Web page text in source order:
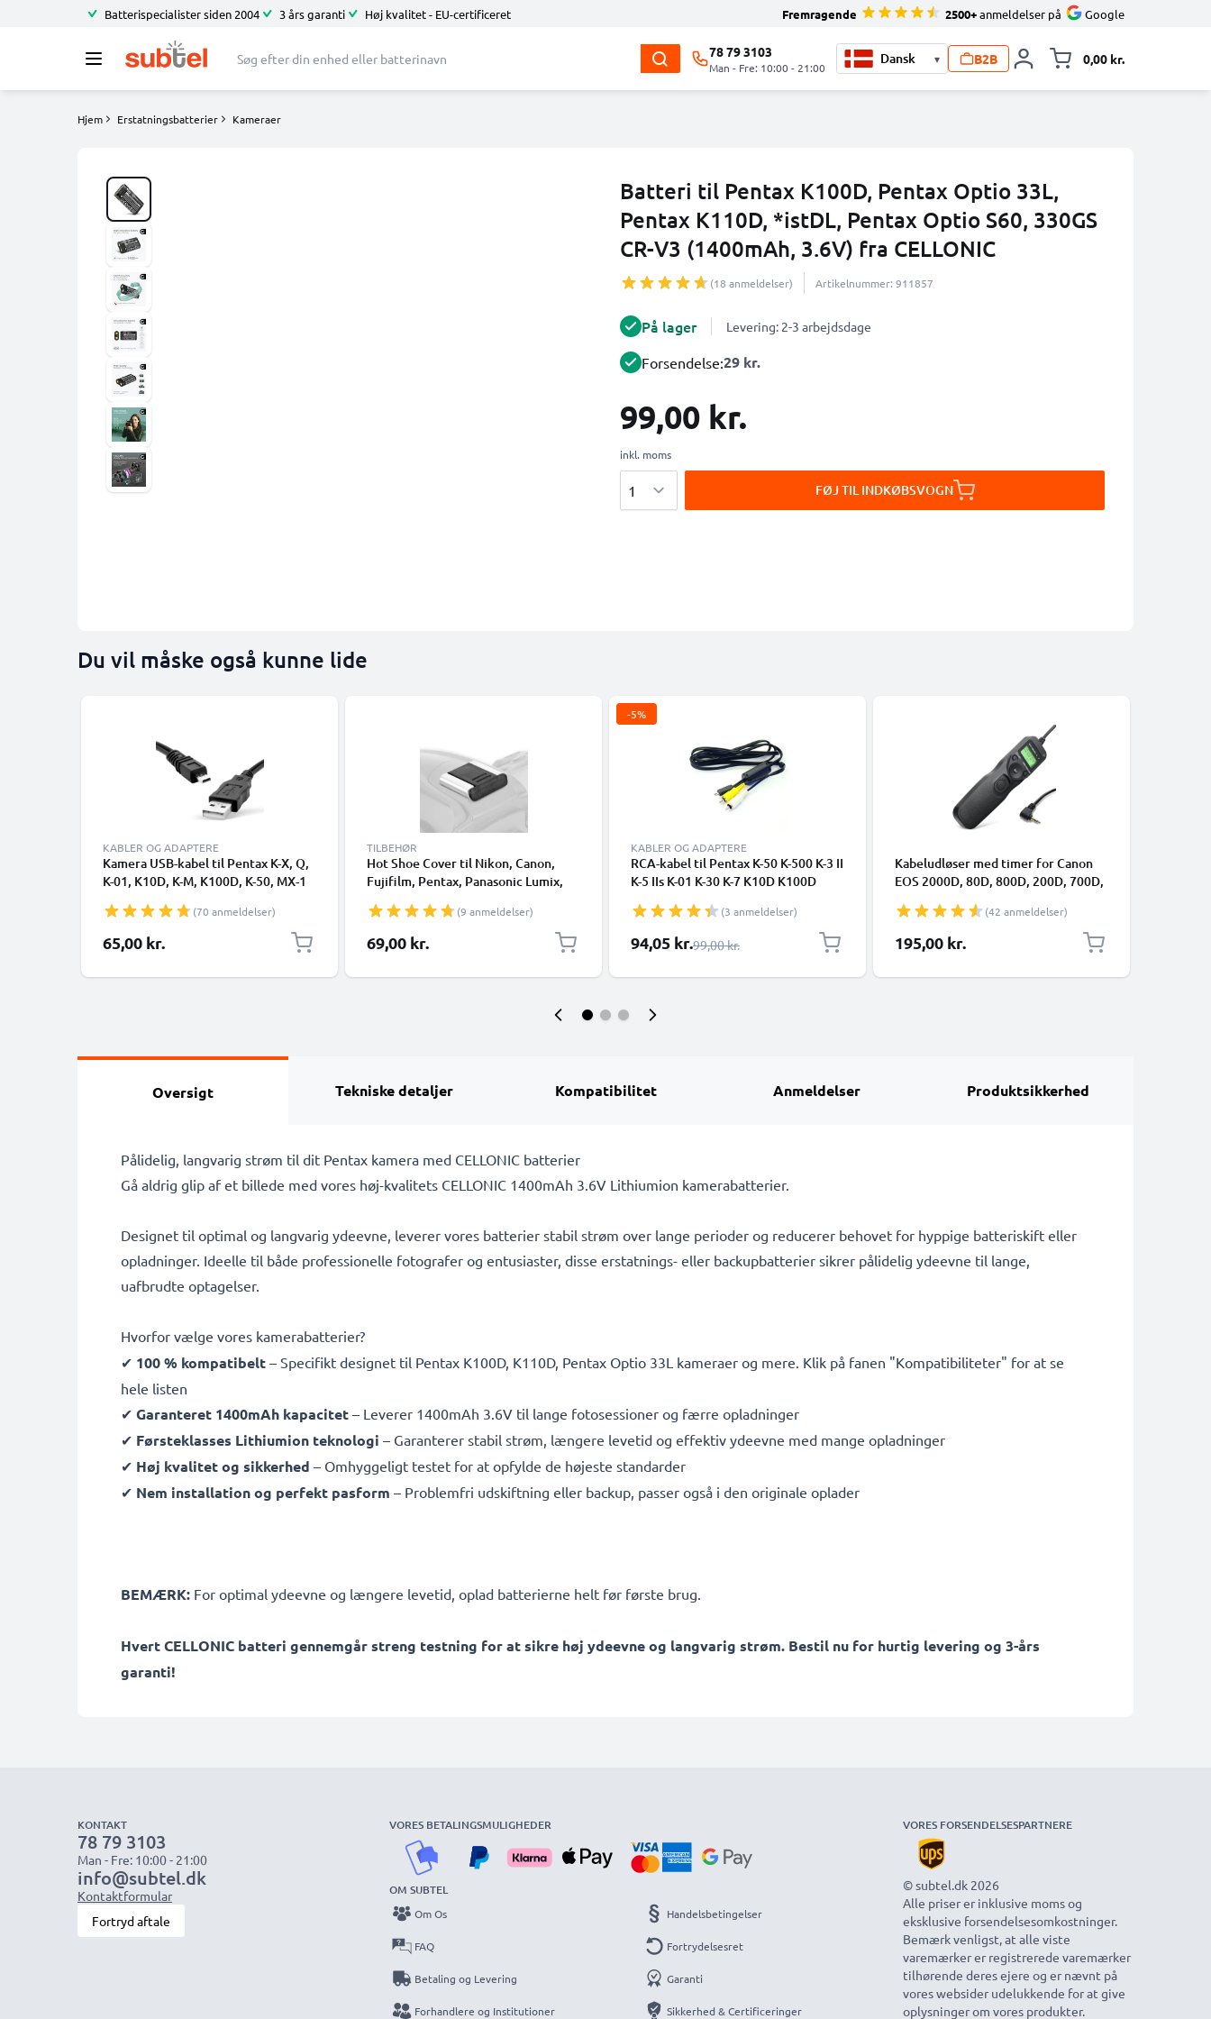
Batterispecialister siden 2004 3 års garanti Høj kvalitet - EU-certificeret Fremragende 2500+anmeldelser på Google
78 79 3103
Man - Fre: 10:00 - 21:00
▾ B2B 0,00 kr.
Hjem Erstatningsbatterier Kameraer
Batteri til Pentax K100D, Pentax Optio 33L,
Pentax K110D, *istDL, Pentax Optio S60, 330GS
CR-V3 (1400mAh, 3.6V) fra CELLONIC
(18 anmeldelser) Artikelnummer: 911857
På lager Levering: 2-3 arbejdsdage
Forsendelse:29 kr.
99,00 kr.
inkl. moms
FØJ TIL INDKØBSVOGN
Du vil måske også kunne lide
KABLER OG ADAPTERE
Kamera USB-kabel til Pentax K-X, Q,
K-01, K10D, K-M, K100D, K-50, MX-1
til kamera Opladerledning PVC - Sort
(70 anmeldelser)
65,00 kr.
TILBEHØR
Hot Shoe Cover til Nikon, Canon,
Fujifilm, Pentax, Panasonic Lumix,
(9 anmeldelser)
69,00 kr.
-5%
KABLER OG ADAPTERE
RCA-kabel til Pentax K-50 K-500 K-3 II
K-5 IIs K-01 K-30 K-7 K10D K100D
1 X-5 Q Q7 Q10 X70 X90 WG-2 WG-3
WG-4 WG-10, TV, DVD, Blu-Ray,
Kamera, Konsol – 0,6m AV-kabel,
(3 anmeldelser)
Særlig pris
94,05 kr.Almindelig pris
99,00 kr.
Kabeludløser med timer for Canon
EOS 2000D, 80D, 800D, 200D, 700D,
Intervalometer med kabeludløser
kamerafjernbetjening fra subtel
(42 anmeldelser)
195,00 kr.
Oversigt Tekniske detaljer Kompatibilitet Anmeldelser Produktsikkerhed
Pålidelig, langvarig strøm til dit Pentax kamera med CELLONIC batterier
Gå aldrig glip af et billede med vores høj-kvalitets CELLONIC 1400mAh 3.6V Lithiumion kamerabatterier.
Designet til optimal og langvarig ydeevne, leverer vores batterier stabil strøm over lange perioder og reducerer behovet for hyppige batteriskift eller
opladninger. Ideelle til både professionelle fotografer og entusiaster, disse erstatnings- eller backupbatterier sikrer pålidelig ydeevne til lange,
uafbrudte optagelser.
Hvorfor vælge vores kamerabatterier?
✔ 100 % kompatibelt – Specifikt designet til Pentax K100D, K110D, Pentax Optio 33L kameraer og mere. Klik på fanen "Kompatibiliteter" for at se
hele listen
✔ Garanteret 1400mAh kapacitet – Leverer 1400mAh 3.6V til lange fotosessioner og færre opladninger
✔ Førsteklasses Lithiumion teknologi – Garanterer stabil strøm, længere levetid og effektiv ydeevne med mange opladninger
✔ Høj kvalitet og sikkerhed – Omhyggeligt testet for at opfylde de højeste standarder
✔ Nem installation og perfekt pasform – Problemfri udskiftning eller backup, passer også i den originale oplader
BEMÆRK: For optimal ydeevne og længere levetid, oplad batterierne helt før første brug.
Hvert CELLONIC batteri gennemgår streng testning for at sikre høj ydeevne og langvarig strøm. Bestil nu for hurtig levering og 3-års
garanti!
KONTAKT
78 79 3103
Man - Fre: 10:00 - 21:00
info@subtel.dk
Kontaktformular
Fortryd aftale
VORES BETALINGSMULIGHEDER
OM SUBTEL
Om Os
FAQ
Betaling og Levering
Forhandlere og Institutioner
Handelsbetingelser
Fortrydelsesret
Garanti
Sikkerhed & Certificeringer
VORES FORSENDELSESPARTNERE
© subtel.dk 2026
Alle priser er inklusive moms og
eksklusive forsendelsesomkostninger.
Bemærk venligst, at alle viste
varemærker er registrerede varemærker
tilhørende deres ejere og er nævnt på
vores websider udelukkende for at give
oplysninger om vores produkter.